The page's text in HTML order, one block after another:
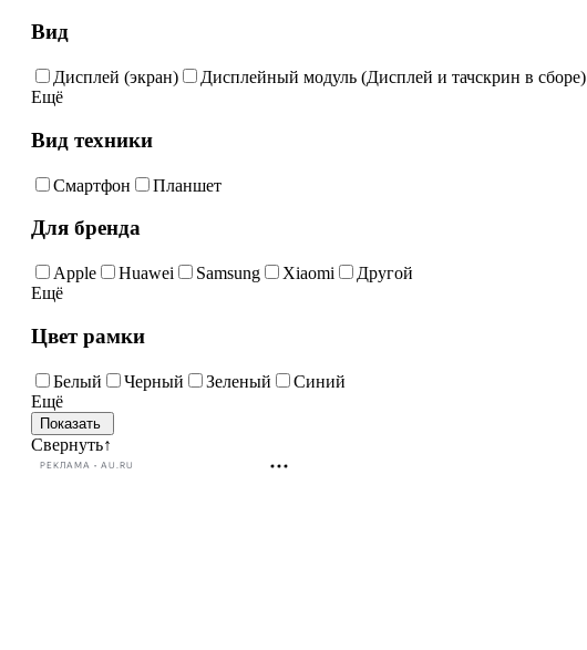
Вид
Дисплей (экран) Дисплейный модуль (Дисплей и тачскрин в сборе)
Ещё
Вид техники
Смартфон Планшет
Для бренда
Apple Huawei Samsung Xiaomi
Другой
Ещё
Цвет рамки
Белый Черный Зеленый
Синий
Ещё
Свернуть↑
РЕКЛАМА • AU.RU